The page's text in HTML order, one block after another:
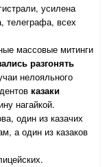
усилена
телеграфа, всех
массовые митинги
разгонять
нелояльного
казаки
нагайкой.
один из казачих
а один из казаков